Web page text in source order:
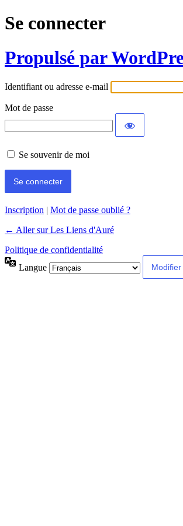
Se connecter
Propulsé par
Identifiant ou adresse e-mail
Mot de passe
Se souvenir de moi
Inscription | Mot de passe oublié ?
← Aller sur Les Liens d'Auré
Politique de confidentialité
Langue